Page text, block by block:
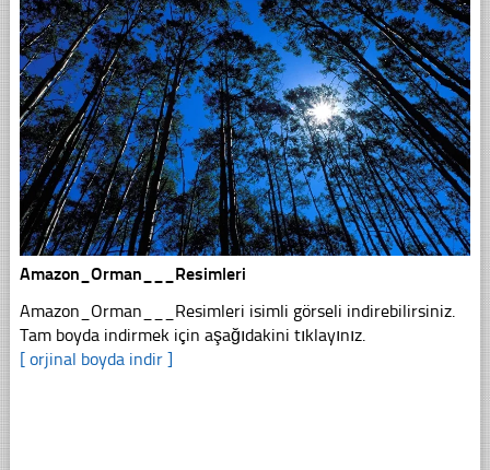
Amazon_Orman___Resimleri
Amazon_Orman___Resimleri isimli görseli indirebilirsiniz.
Tam boyda indirmek için aşağıdakini tıklayınız.
[ orjinal boyda indir ]